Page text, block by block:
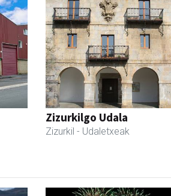
Zizurkilgo Udala
Zizurkil - Udaletxeak